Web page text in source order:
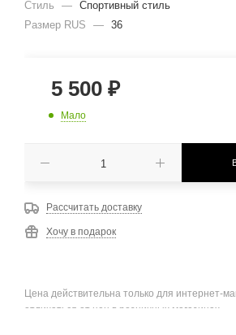
Стиль
— Спортивный стиль
Размер RUS
— 36
5 500 ₽
Мало
Рассчитать доставку
Хочу в подарок
Цена действительна только для интернет-
отличаться от цен в розничных магазинах